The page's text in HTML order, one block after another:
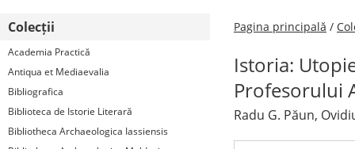
Colecții
Academia Practică
Antiqua et Mediaevalia
Bibliografica
Biblioteca de Istorie Literară
Bibliotheca Archaeologica Iassiensis
Pagina principală /
Istoria:
Profesorului
Radu G. Păun,